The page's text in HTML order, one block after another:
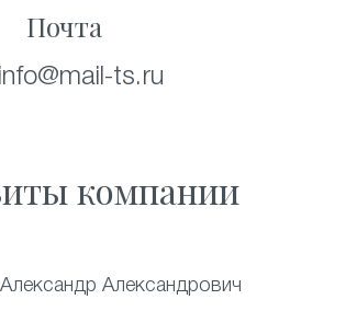
Почта
info@mail-ts.ru
компании
Александрович